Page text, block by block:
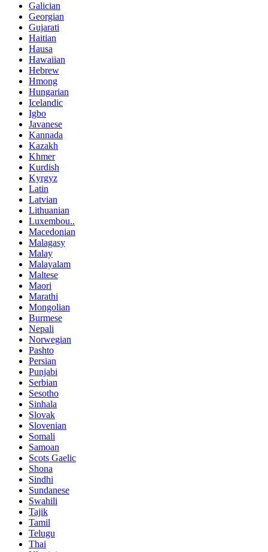
Galician
Georgian
Gujarati
Haitian
Hausa
Hawaiian
Hebrew
Hmong
Hungarian
Icelandic
Igbo
Javanese
Kannada
Kazakh
Khmer
Kurdish
Kyrgyz
Latin
Latvian
Lithuanian
Luxembou..
Macedonian
Malagasy
Malay
Malayalam
Maltese
Maori
Marathi
Mongolian
Burmese
Nepali
Norwegian
Pashto
Persian
Punjabi
Serbian
Sesotho
Sinhala
Slovak
Slovenian
Somali
Samoan
Scots Gaelic
Shona
Sindhi
Sundanese
Swahili
Tajik
Tamil
Telugu
Thai